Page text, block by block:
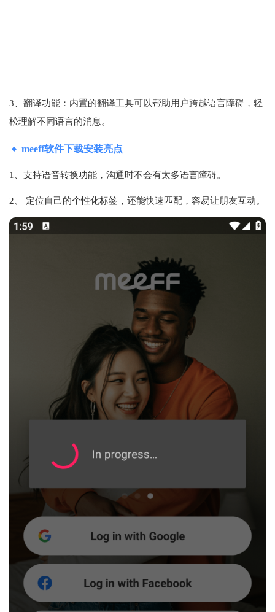
3、翻译功能：内置的翻译工具可以帮助用户跨越语言障碍，轻
松理解不同语言的消息。
meeff软件下载安装亮点
1、支持语音转换功能，沟通时不会有太多语言障碍。
2、 定位自己的个性化标签，还能快速匹配，容易让朋友互动。